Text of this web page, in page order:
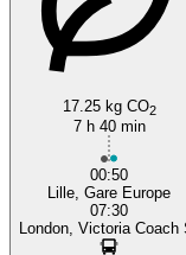
17.25 kg CO2
7 h 40 min
00:50
Lille, Gare Europe
07:30
London, Victoria Coach